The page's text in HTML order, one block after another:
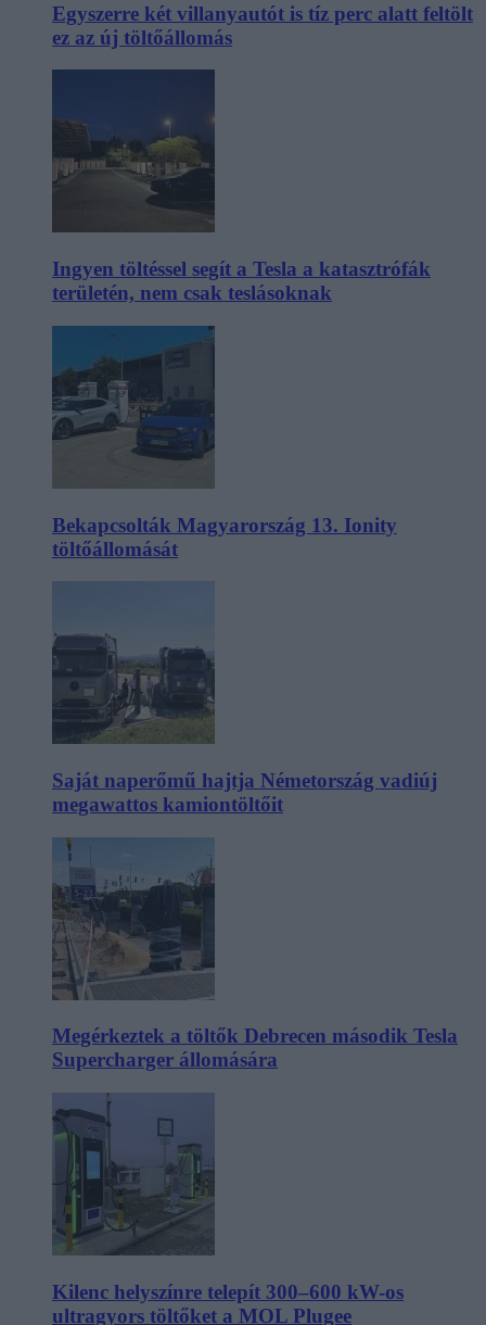
Egyszerre két villanyautót is tíz perc alatt feltölt
ez az új töltőállomás
Ingyen töltéssel segít a Tesla a katasztrófák
területén, nem csak teslásoknak
Bekapcsolták Magyarország 13. Ionity
töltőállomását
Saját naperőmű hajtja Németország vadiúj
megawattos kamiontöltőit
Megérkeztek a töltők Debrecen második Tesla
Supercharger állomására
Kilenc helyszínre telepít 300–600 kW-os
ultragyors töltőket a MOL Plugee